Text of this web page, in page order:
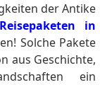
der Antike
in
Solche Pakete
aus Geschichte,
ein